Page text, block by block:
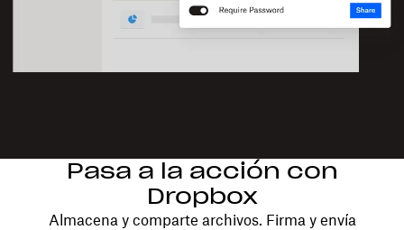
Pasa a la acción con
Dropbox
Almacena y comparte archivos. Firma y envía